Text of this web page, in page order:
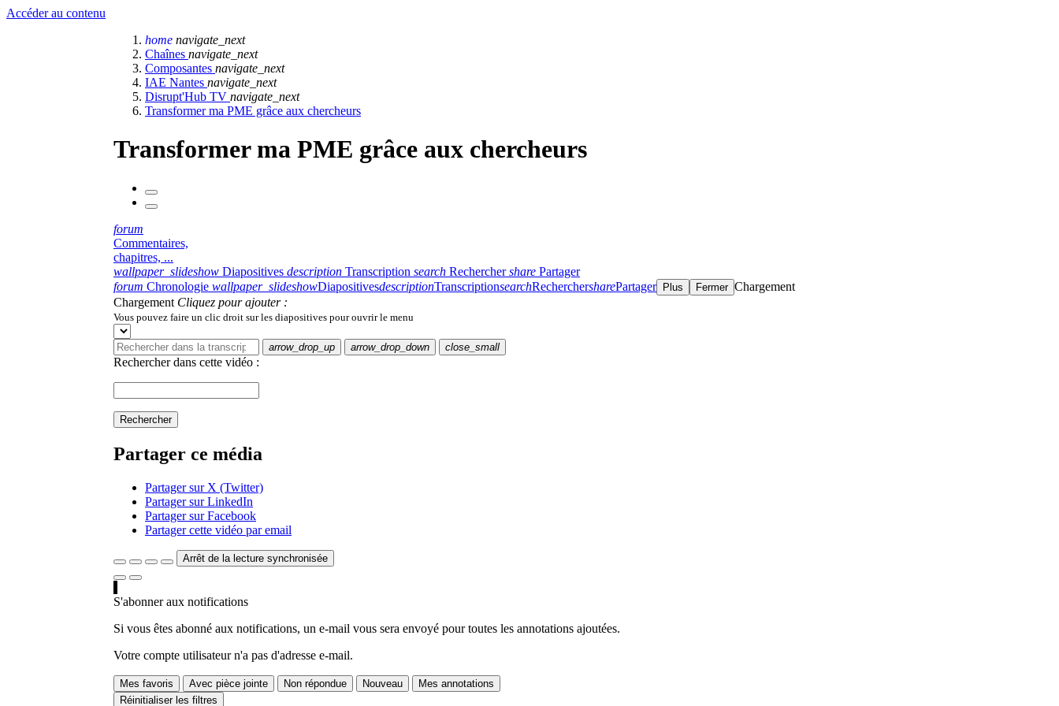
Accéder au contenu
home navigate_next
Chaînes navigate_next
Composantes navigate_next
IAE Nantes navigate_next
Disrupt'Hub TV navigate_next
Transformer ma PME grâce aux chercheurs
Transformer ma PME grâce aux chercheurs
forum
Commentaires,
chapitres, ...
wallpaper_slideshow Diapositives description Transcription search Rechercher share Partager
forum Chronologie wallpaper_slideshowDiapositivesdescriptionTranscriptionsearchRecherchersharePartager Plus Fermer Chargement
Chargement Cliquez pour ajouter :
Vous pouvez faire un clic droit sur les diapositives pour ouvrir le menu
arrow_drop_up arrow_drop_down close_small
Rechercher dans cette vidéo :
Rechercher
Partager ce média
Partager sur X (Twitter)
Partager sur LinkedIn
Partager sur Facebook
Partager cette vidéo par email
Arrêt de la lecture synchronisée
S'abonner aux notifications
Si vous êtes abonné aux notifications, un e-mail vous sera envoyé pour toutes les annotations ajoutées.
Votre compte utilisateur n'a pas d'adresse e-mail.
Mes favoris Avec pièce jointe Non répondue Nouveau
Mes annotations
Réinitialiser les filtres